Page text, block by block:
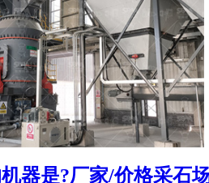
器是?厂家/价格采石